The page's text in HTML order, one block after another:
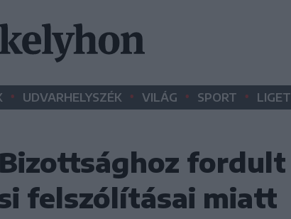
• UDVARHELYSZÉK • VILÁG • SPORT • LIGET
fordult
felszólításai miatt